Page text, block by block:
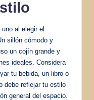
al elegir el
sillón cómodo y
un cojín grande y
ideales. Considera
tu bebida, un libro o
debe reflejar tu estilo
general del espacio.